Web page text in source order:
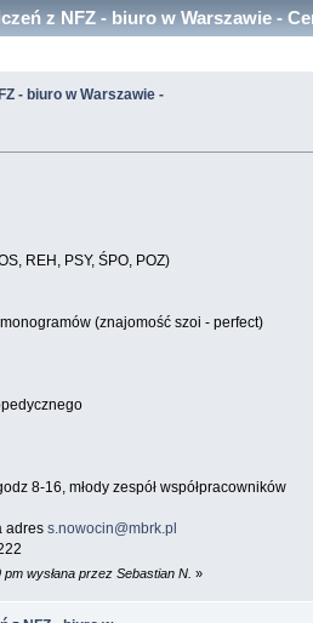
z NFZ - biuro w Warszawie -
- biuro w Warszawie -
REH, PSY, ŚPO, POZ)
(znajomość szoi - perfect)
8-16, młody zespół współpracowników
adres s.nowocin@mbrk.pl
wysłana przez Sebastian N. »